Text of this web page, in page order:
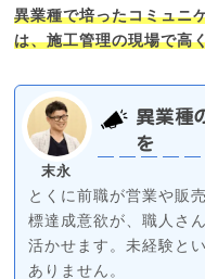
異業種で培ったコミュニ
は、施工管理の現場で高
末永
異業種
を
とくに前職が営業や販
標達成意欲が、職人さ
活かせます。未経験と
ありません。